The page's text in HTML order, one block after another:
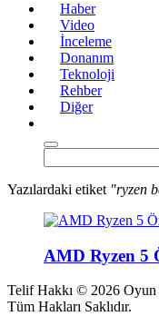
Haber
Video
İnceleme
Donanım
Teknoloji
Rehber
Diğer
Yazılardaki etiket "ryzen
AMD Ryzen 5
Telif Hakkı © 2026
Tüm Hakları Saklıdır.